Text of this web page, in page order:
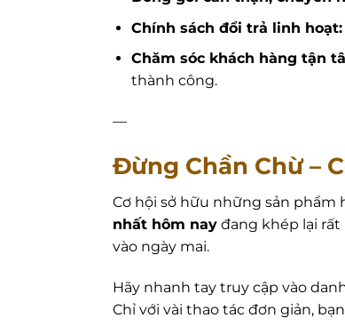
Chính sách đổi trả linh hoạt:
Chăm sóc khách hàng tận
thành công.
—
Đừng Chần Chừ –
Cơ hội sở hữu những sản
nhất hôm nay đang khép lại
vào ngày mai.
Hãy nhanh tay truy cập vào
Chỉ với vài thao tác đơn giản,